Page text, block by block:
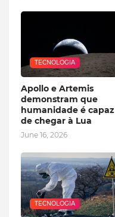
TECNOLOGIA
Apollo e Artemis
demonstram que
humanidade é capaz
de chegar à Lua
June 16, 2026
TECNOLOGIA